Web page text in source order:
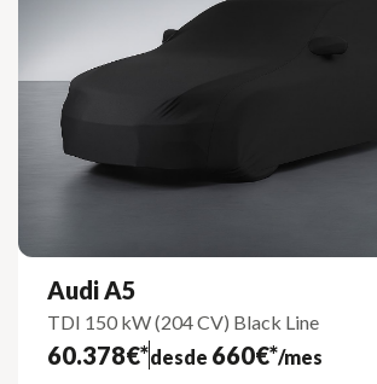
Audi A5
TDI 150 kW (204 CV) Black Line
60.378€*desde 660€*/mes